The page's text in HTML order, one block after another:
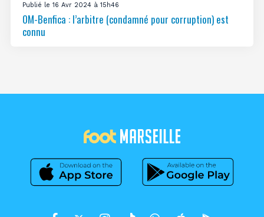
Publié le 16 Avr 2024 à 15h46
OM-Benfica : l’arbitre (condamné pour corruption) est
connu